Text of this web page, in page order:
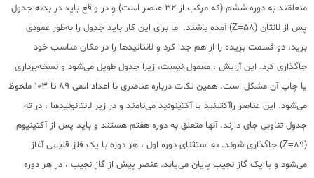
متعلقند به دوره ششم (که مرکب از 32 عنصر است) و در واقع باید در بدنه جدول
پس از لانتان (Z=58) آمده باشند. اما برای این کار باید جدول را به‌طور عمودی
برید، دو قسمت بریده را از هم جدا کرد و لانتانیدها را در مکان مناسب خود
جاگذاری کرد. این آرایش ، معمول نیست، زیرا جدول طویل می‌شود و نسخه‌برداری
یا چاپ آن مشکل است. همین نکات درباره عناصری با اعداد اتمی 89 تا 103 ملحوظ
می‌شود. این عناصر راآکتینید یا آکتینوئید می‌نامند و در زیر لانتانوئیدها ، در ته
جدول تناوبی جای دارند. آنها متعلق به دوره هفتم هستند و باید پس از آکتینیوم
(Z=89) جاگذاری شوند. به استثنای دوره اول ، هر دوره با یک فلز قلیایی آغاز
می‌شود و با یک گاز نجیب پایان می‌یابد. عنصر پیش از گاز نجیب ، در هر دوره